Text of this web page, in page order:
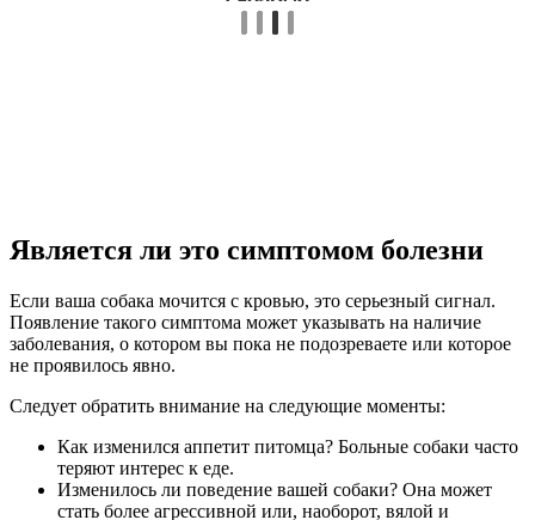
Является ли это симптомом болезни
Если ваша собака мочится с кровью, это серьезный сигнал.
Появление такого симптома может указывать на наличие
заболевания, о котором вы пока не подозреваете или которое
не проявилось явно.
Следует обратить внимание на следующие моменты:
Как изменился аппетит питомца? Больные собаки часто
теряют интерес к еде.
Изменилось ли поведение вашей собаки? Она может
стать более агрессивной или, наоборот, вялой и